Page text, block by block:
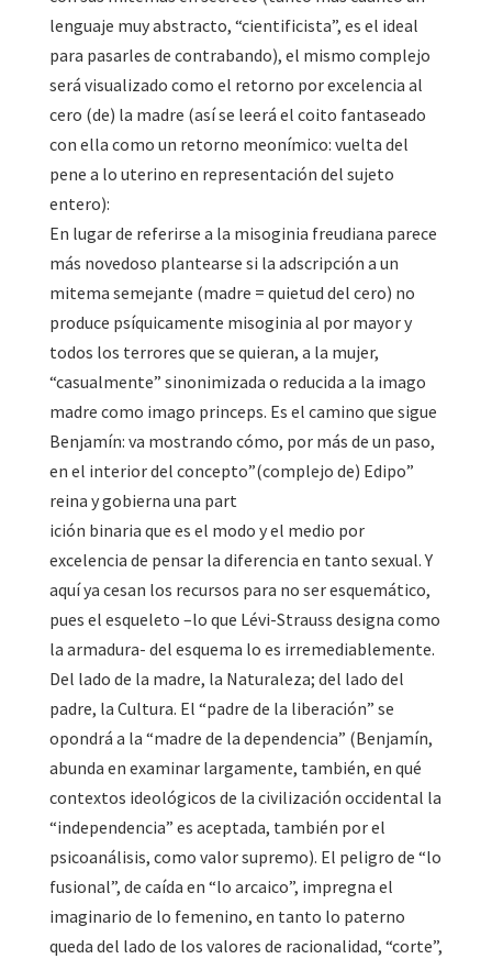
lenguaje muy abstracto, “cientificista”, es el ideal
para pasarles de contrabando), el mismo complejo
será visualizado como el retorno por excelencia al
cero (de) la madre (así se leerá el coito fantaseado
con ella como un retorno meonímico: vuelta del
pene a lo uterino en representación del sujeto
entero):
En lugar de referirse a la misoginia freudiana parece
más novedoso plantearse si la adscripción a un
mitema semejante (madre = quietud del cero) no
produce psíquicamente misoginia al por mayor y
todos los terrores que se quieran, a la mujer,
“casualmente” sinonimizada o reducida a la imago
madre como imago princeps. Es el camino que sigue
Benjamín: va mostrando cómo, por más de un paso,
en el interior del concepto”(complejo de) Edipo”
reina y gobierna una part
ición binaria que es el modo y el medio por
excelencia de pensar la diferencia en tanto sexual. Y
aquí ya cesan los recursos para no ser esquemático,
pues el esqueleto –lo que Lévi-Strauss designa como
la armadura- del esquema lo es irremediablemente.
Del lado de la madre, la Naturaleza; del lado del
padre, la Cultura. El “padre de la liberación” se
opondrá a la “madre de la dependencia” (Benjamín,
abunda en examinar largamente, también, en qué
contextos ideológicos de la civilización occidental la
“independencia” es aceptada, también por el
psicoanálisis, como valor supremo). El peligro de “lo
fusional”, de caída en “lo arcaico”, impregna el
imaginario de lo femenino, en tanto lo paterno
queda del lado de los valores de racionalidad, “corte”,